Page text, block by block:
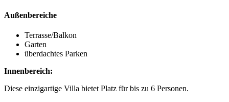
Außenbereiche
Terrasse/Balkon
Garten
überdachtes Parken
Innenbereich:
Diese einzigartige Villa bietet Platz für bis zu 6 Personen.